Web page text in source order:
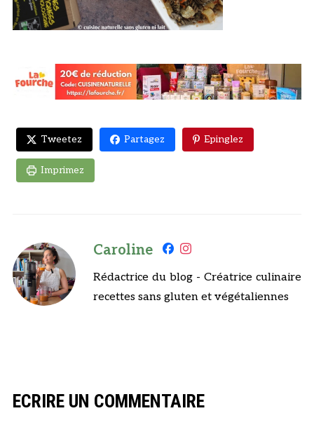
Tweetez Partagez Epinglez
Imprimez
Caroline
Rédactrice du blog - Créatrice culinaire
recettes sans gluten et végétaliennes
ECRIRE UN COMMENTAIRE